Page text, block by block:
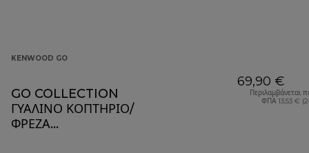
KENWOOD GO
GO COLLECTION
ΓΥΑΛΙΝΟ ΚΟΠΤΗΡΙΟ/
ΦΡΕΖΑ
69,90 €
Περιλαμβάνεται
ΦΠΑ 13,53 €